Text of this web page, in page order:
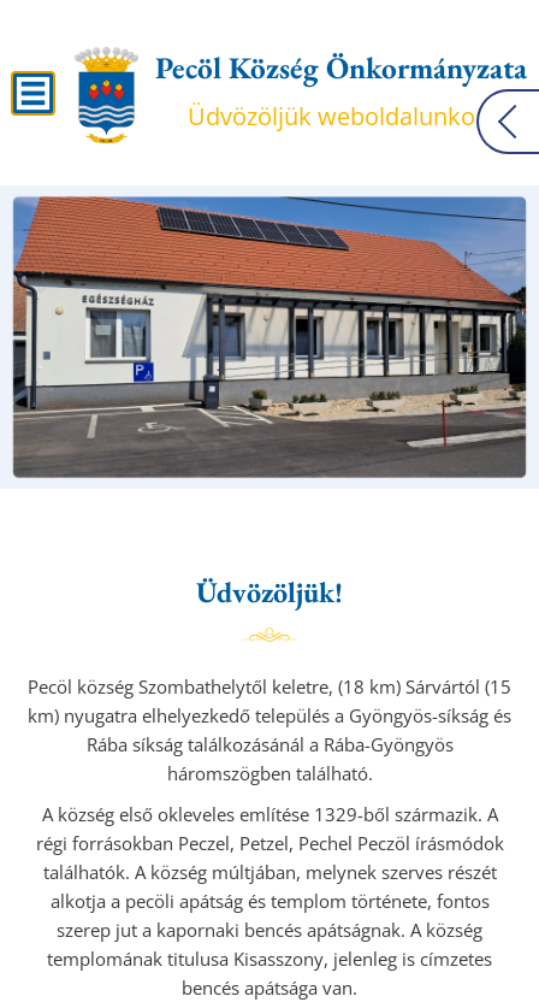
Pecöl Község Önkormányzata
Üdvözöljük weboldalunkon!
Üdvözöljük!
Pecöl község Szombathelytől keletre, (18 km) Sárvártól (15
km) nyugatra elhelyezkedő település a Gyöngyös-síkság és
Rába síkság találkozásánál a Rába-Gyöngyös
háromszögben található.
A község első okleveles említése 1329-ből származik. A
régi forrásokban Peczel, Petzel, Pechel Peczöl írásmódok
találhatók. A község múltjában, melynek szerves részét
alkotja a pecöli apátság és templom története, fontos
szerep jut a kapornaki bencés apátságnak. A község
templomának titulusa Kisasszony, jelenleg is címzetes
bencés apátsága van.